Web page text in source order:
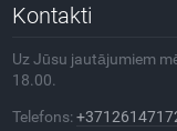
Kontakti
Uz Jūsu jautājumiem
18.00.
Telefons: